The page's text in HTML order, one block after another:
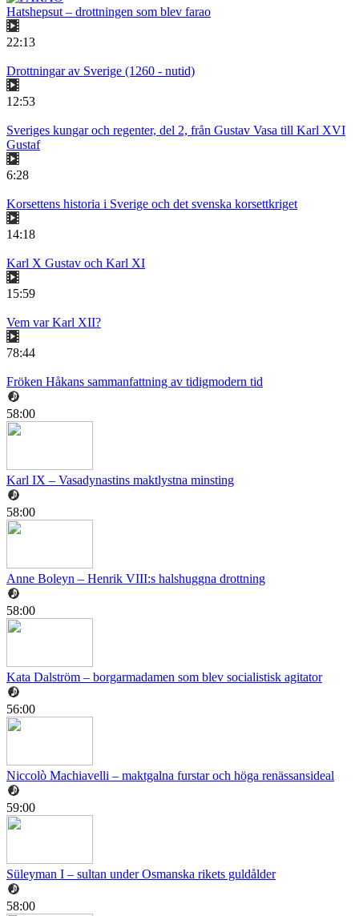
Hatshepsut – drottningen som blev farao
22:13
Drottningar av Sverige (1260 - nutid)
12:53
Sveriges kungar och regenter, del 2, från Gustav Vasa till Karl XVI
Gustaf
6:28
Korsettens historia i Sverige och det svenska korsettkriget
14:18
Karl X Gustav och Karl XI
15:59
Vem var Karl XII?
78:44
Fröken Håkans sammanfattning av tidigmodern tid
58:00
Karl IX – Vasadynastins maktlystna minsting
58:00
Anne Boleyn – Henrik VIII:s halshuggna drottning
58:00
Kata Dalström – borgarmadamen som blev socialistisk agitator
56:00
Niccolò Machiavelli – maktgalna furstar och höga renässansideal
59:00
Süleyman I – sultan under Osmanska rikets guldålder
58:00